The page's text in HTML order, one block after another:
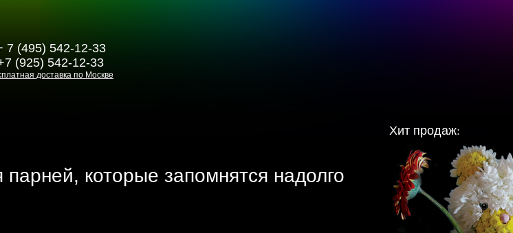
7 (495) 542-12-33
(925) 542-12-33
доставка по Москве
Хит продаж:
которые запомнятся надолго